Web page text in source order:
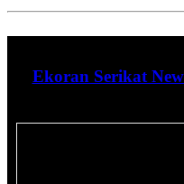
Ekoran Serikat